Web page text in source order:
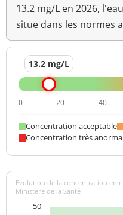
13.2 mg/L en 2026,
situe dans les normes
13.2 mg/L
0 20 40
Concentration acceptable
Concentration très
Evolution de la concentration en
Ministère de la Santé
50